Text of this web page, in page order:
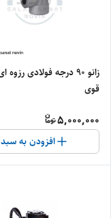
زانو ۹۰ درجه فولادی
قوی
5,000,000
افزودن به سبد